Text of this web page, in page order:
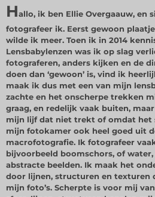
Hallo, ik ben Ellie Overgaauw, en
fotografeer ik. Eerst gewoon
wilde ik meer. Toen ik in 2014
Lensbabylenzen was ik op slag
fotograferen, anders kijken en de
doen dan ‘gewoon’ is, vind ik
maak ik dus met een van mijn
zachte en het onscherpe trekken
graag, en redelijk vaak buiten,
mijn lijf dat niet trekt of omdat het
mijn fotokamer ook heel goed uit
macrofotografie. Ik fotografeer
bijvoorbeeld boomschors, of
abstracte beelden. Ik maak het
door lijnen, structuren en texturen
mijn foto’s. Scherpte is voor mij